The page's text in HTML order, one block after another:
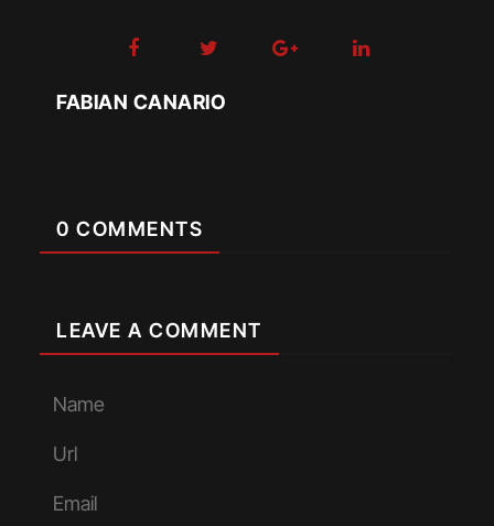
FABIAN CANARIO
0 COMMENTS
LEAVE A COMMENT